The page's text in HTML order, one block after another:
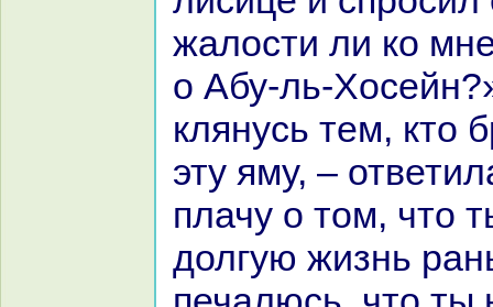
жалости ли кo
о Абу-ль-
клянусь тем, кто
эту яму, –
плачу о том, что
долгую жизнь